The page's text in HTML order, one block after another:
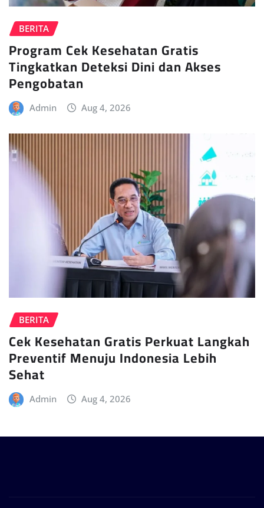
BERITA
Program Cek Kesehatan Gratis
Tingkatkan Deteksi Dini dan Akses
Pengobatan
Admin Aug 4, 2026
BERITA
Cek Kesehatan Gratis Perkuat Langkah
Preventif Menuju Indonesia Lebih
Sehat
Admin Aug 4, 2026